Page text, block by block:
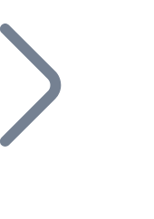
entreprise et
et